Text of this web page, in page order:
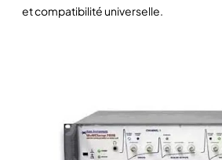
et compatibilité universelle.